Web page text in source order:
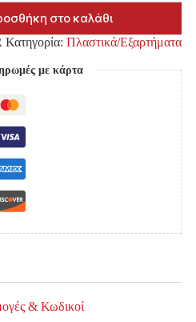
στο καλάθι
Κατηγορία: Πλαστικά/Εξαρτήματα
με κάρτα
& Κωδικοί